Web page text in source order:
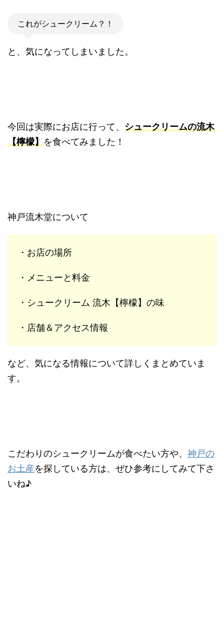
これがシュークリーム？！
と、気になってしまいました。
今回は実際にお店に行って、 シュークリームの流木
【檸檬】を食べてみました！
神戸流木堂について
・お店の場所
・メニューと料金
・シュークリーム 流木【檸檬】の味
・店舗＆アクセス情報
など、気になる情報について詳しくまとめていま
す。
こだわりのシュークリームが食べたい方や、 神戸の
お土産を探している方は、ぜひ参考にしてみて下さ
いね♪